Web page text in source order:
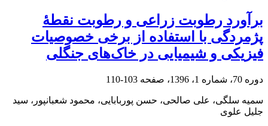
برآورد رطوبت زراعی و رطوبت نقطۀ
پژمردگی با استفاده از برخی خصوصیات
فیزیکی و شیمیایی در خاک‌های جنگلی
دوره 70، شماره 1، 1396، صفحه 103-110
سمیه سلگی، علی صالحی، حسن پوربابایی، محمود شعبانپور، سید
جلیل علوی